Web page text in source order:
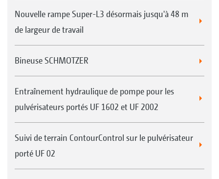
Nouvelle rampe Super-L3 désormais jusqu'à 48 m
de largeur de travail
Bineuse SCHMOTZER
Entraînement hydraulique de pompe pour les
pulvérisateurs portés UF 1602 et UF 2002
Suivi de terrain ContourControl sur le pulvérisateur
porté UF 02